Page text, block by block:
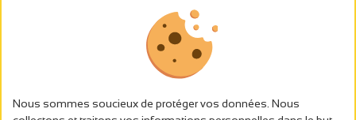
Nous sommes soucieux de protéger vos données. Nous